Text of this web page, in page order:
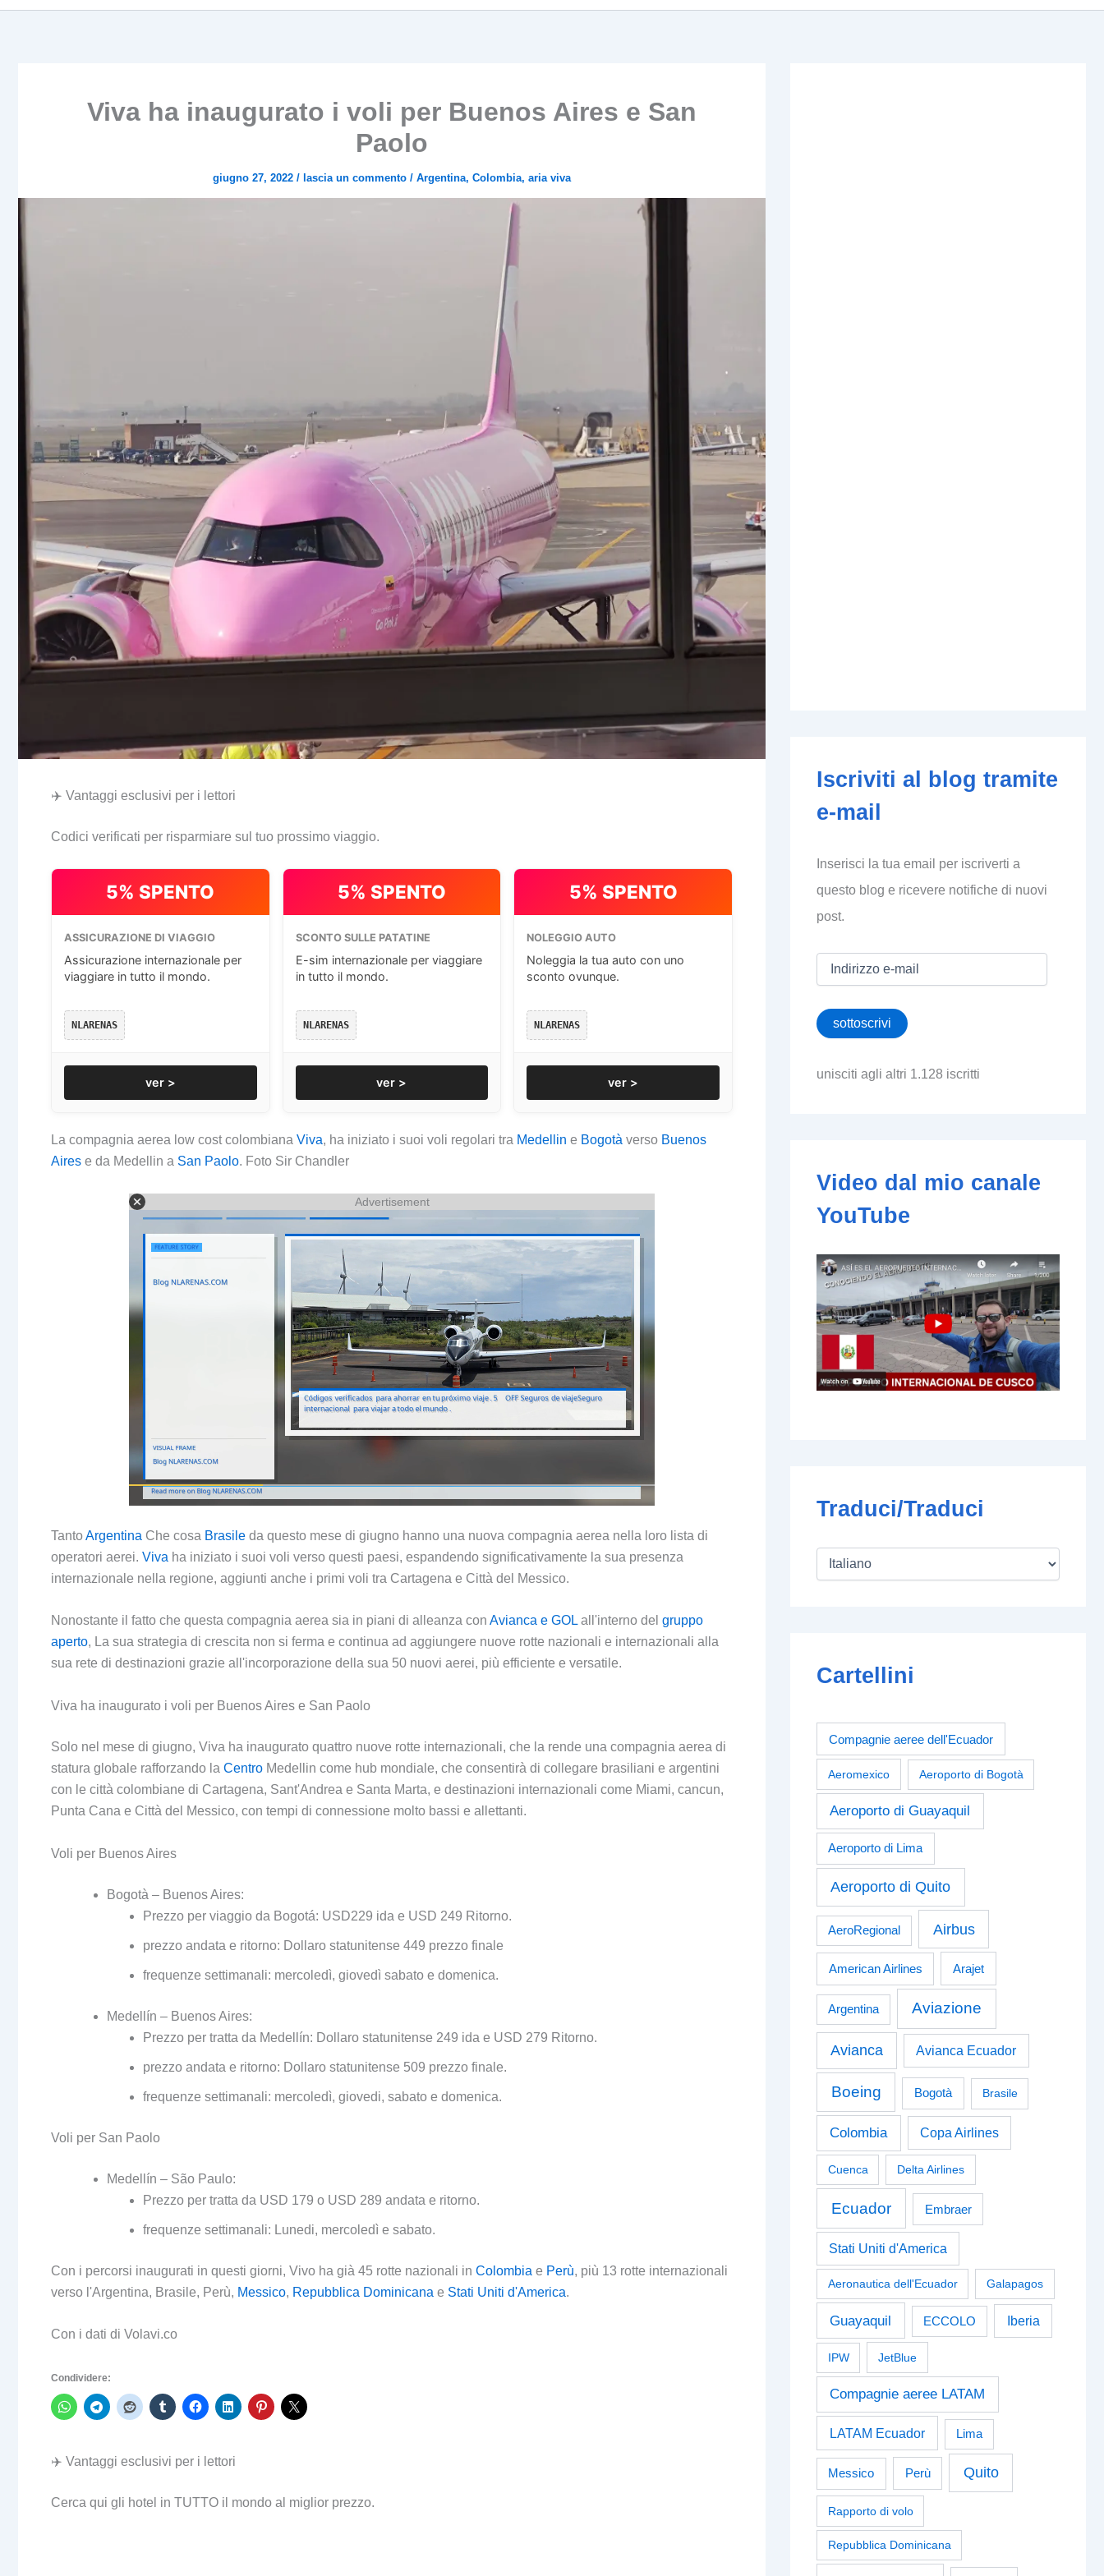
Viva ha inaugurato i voli per Buenos Aires e San
Paolo
giugno 27, 2022 / lascia un commento / Argentina, Colombia, aria viva
✈️ Vantaggi esclusivi per i lettori
Codici verificati per risparmiare sul tuo prossimo viaggio.
5% SPENTO
ASSICURAZIONE DI VIAGGIO
Assicurazione internazionale per
viaggiare in tutto il mondo.
NLARENAS
ver >
5% SPENTO
SCONTO SULLE PATATINE
E-sim internazionale per viaggiare
in tutto il mondo.
NLARENAS
ver >
5% SPENTO
NOLEGGIO AUTO
Noleggia la tua auto con uno
sconto ovunque.
NLARENAS
ver >
La compagnia aerea low cost colombiana Viva, ha iniziato i suoi voli regolari tra Medellin e Bogotà verso Buenos
Aires e da Medellin a San Paolo. Foto Sir Chandler
Advertisement
TantoArgentina Che cosa Brasile da questo mese di giugno hanno una nuova compagnia aerea nella loro lista di
operatori aerei. Viva ha iniziato i suoi voli verso questi paesi, espandendo significativamente la sua presenza
internazionale nella regione, aggiunti anche i primi voli tra Cartagena e Città del Messico.
Nonostante il fatto che questa compagnia aerea sia in piani di alleanza con Avianca e GOL all'interno del gruppo
aperto, La sua strategia di crescita non si ferma e continua ad aggiungere nuove rotte nazionali e internazionali alla
sua rete di destinazioni grazie all'incorporazione della sua 50 nuovi aerei, più efficiente e versatile.
Viva ha inaugurato i voli per Buenos Aires e San Paolo
Solo nel mese di giugno, Viva ha inaugurato quattro nuove rotte internazionali, che la rende una compagnia aerea di
statura globale rafforzando la Centro Medellin come hub mondiale, che consentirà di collegare brasiliani e argentini
con le città colombiane di Cartagena, Sant'Andrea e Santa Marta, e destinazioni internazionali come Miami, cancun,
Punta Cana e Città del Messico, con tempi di connessione molto bassi e allettanti.
Voli per Buenos Aires
Bogotà – Buenos Aires:
Prezzo per viaggio da Bogotá: USD229 ida e USD 249 Ritorno.
prezzo andata e ritorno: Dollaro statunitense 449 prezzo finale
frequenze settimanali: mercoledì, giovedì sabato e domenica.
Medellín – Buenos Aires:
Prezzo per tratta da Medellín: Dollaro statunitense 249 ida e USD 279 Ritorno.
prezzo andata e ritorno: Dollaro statunitense 509 prezzo finale.
frequenze settimanali: mercoledì, giovedi, sabato e domenica.
Voli per San Paolo
Medellín – São Paulo:
Prezzo per tratta da USD 179 o USD 289 andata e ritorno.
frequenze settimanali: Lunedi, mercoledì e sabato.
Con i percorsi inaugurati in questi giorni, Vivo ha già 45 rotte nazionali in Colombia e Perù, più 13 rotte internazionali
verso l'Argentina, Brasile, Perù, Messico, Repubblica Dominicana e Stati Uniti d'America.
Con i dati di Volavi.co
Condividere:
✈️ Vantaggi esclusivi per i lettori
Cerca qui gli hotel in TUTTO il mondo al miglior prezzo.
Iscriviti al blog tramite
e-mail
Inserisci la tua email per iscriverti a
questo blog e ricevere notifiche di nuovi
post.
r
z
i
sottoscrivi
unisciti agli altri 1.128 iscritti
Video dal mio canale
YouTube
Traduci/Traduci
Cartellini
Compagnie aeree dell'Ecuador
Aeromexico Aeroporto di Bogotà
Aeroporto di Guayaquil
Aeroporto di Lima
Aeroporto di Quito
AeroRegional Airbus
American Airlines Arajet
Argentina Aviazione
Avianca Avianca Ecuador
Boeing Bogotà Brasile
Colombia Copa Airlines
Cuenca Delta Airlines
Ecuador Embraer
Stati Uniti d'America
Aeronautica dell'Ecuador Galapagos
Guayaquil ECCOLO Iberia
IPW JetBlue
Compagnie aeree LATAM
LATAM Ecuador Lima
Messico Perù Quito
Rapporto di volo
Repubblica Dominicana